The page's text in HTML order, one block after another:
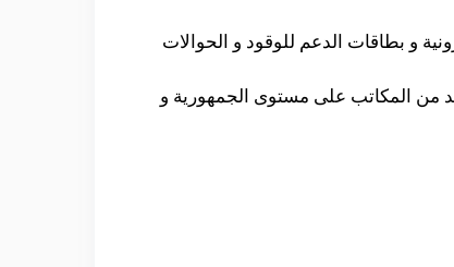
و بطاقات الدعم للوقود و الحوالات
و يوجد العديد من المكاتب على مستوى الجمهورية و